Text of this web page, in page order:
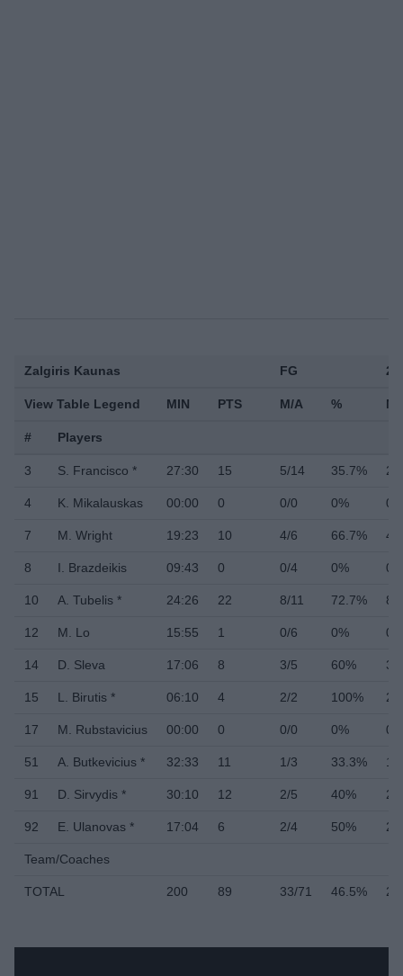
Zalgiris Kaunas FG
View Table Legend MIN PTS M/A % M/
# Players
3 S. Francisco * 27:30 15 5/14 35.7% 2/5
4 K. Mikalauskas 00:00 0 0/0 0% 0/0
7 M. Wright 19:23 10 4/6 66.7% 4/6
8 I. Brazdeikis 09:43 0 0/4 0% 0/4
10 A. Tubelis * 24:26 22 8/11 72.7% 8/9
12 M. Lo 15:55 1 0/6 0% 0/2
14 D. Sleva 17:06 8 3/5 60% 3/5
15 L. Birutis * 06:10 4 2/2 100% 2/2
17 M. Rubstavicius 00:00 0 0/0 0% 0/0
51 A. Butkevicius * 32:33 11 1/3 33.3% 1/3
91 D. Sirvydis * 30:10 12 2/5 40% 2/5
92 E. Ulanovas * 17:04 6 2/4 50% 2/4
Team/Coaches
TOTAL 200 89 33/71 46.5%